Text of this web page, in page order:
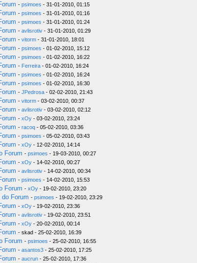
- psimoes - 31-01-2010, 01:15
- psimoes - 31-01-2010, 01:16
- psimoes - 31-01-2010, 01:24
- avlisrotiv - 31-01-2010, 01:29
- vitorm - 31-01-2010, 18:01
- psimoes - 01-02-2010, 15:12
- psimoes - 01-02-2010, 16:22
- Ferreira - 01-02-2010, 16:24
- psimoes - 01-02-2010, 16:24
- psimoes - 01-02-2010, 16:30
- JPedrosa - 02-02-2010, 21:43
- vitorm - 03-02-2010, 00:37
- avlisrotiv - 03-02-2010, 02:12
- xOy - 03-02-2010, 23:24
- racoq - 05-02-2010, 03:36
- psimoes - 05-02-2010, 03:43
- xOy - 12-02-2010, 14:14
Forum - psimoes - 19-03-2010, 00:27
- xOy - 14-02-2010, 00:27
- avlisrotiv - 14-02-2010, 00:34
- psimoes - 14-02-2010, 15:53
Forum - xOy - 19-02-2010, 23:20
Forum - psimoes - 19-02-2010, 23:29
- xOy - 19-02-2010, 23:36
- avlisrotiv - 19-02-2010, 23:51
- xOy - 20-02-2010, 00:14
- skad - 25-02-2010, 16:39
Forum - psimoes - 25-02-2010, 16:55
- asantos3 - 25-02-2010, 17:25
- aucrun - 25-02-2010, 17:36